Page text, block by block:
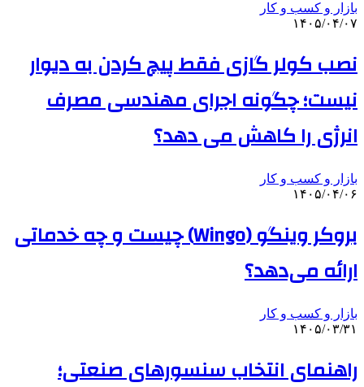
بازار و کسب و کار
۱۴۰۵/۰۴/۰۷
نصب کولر گازی فقط پیچ کردن به دیوار
نیست؛ چگونه اجرای مهندسی مصرف
انرژی را کاهش می دهد؟
بازار و کسب و کار
۱۴۰۵/۰۴/۰۶
بروکر وینگو (Wingo) چیست و چه خدماتی
ارائه می‌دهد؟
بازار و کسب و کار
۱۴۰۵/۰۳/۳۱
راهنمای انتخاب سنسورهای صنعتی؛